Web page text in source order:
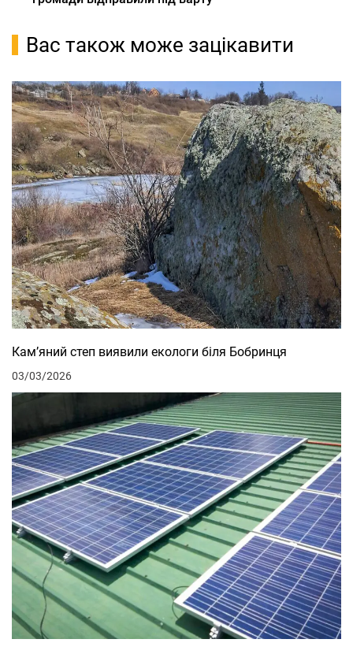
Вас також може зацікавити
Кам’яний степ виявили екологи біля Бобринця
03/03/2026